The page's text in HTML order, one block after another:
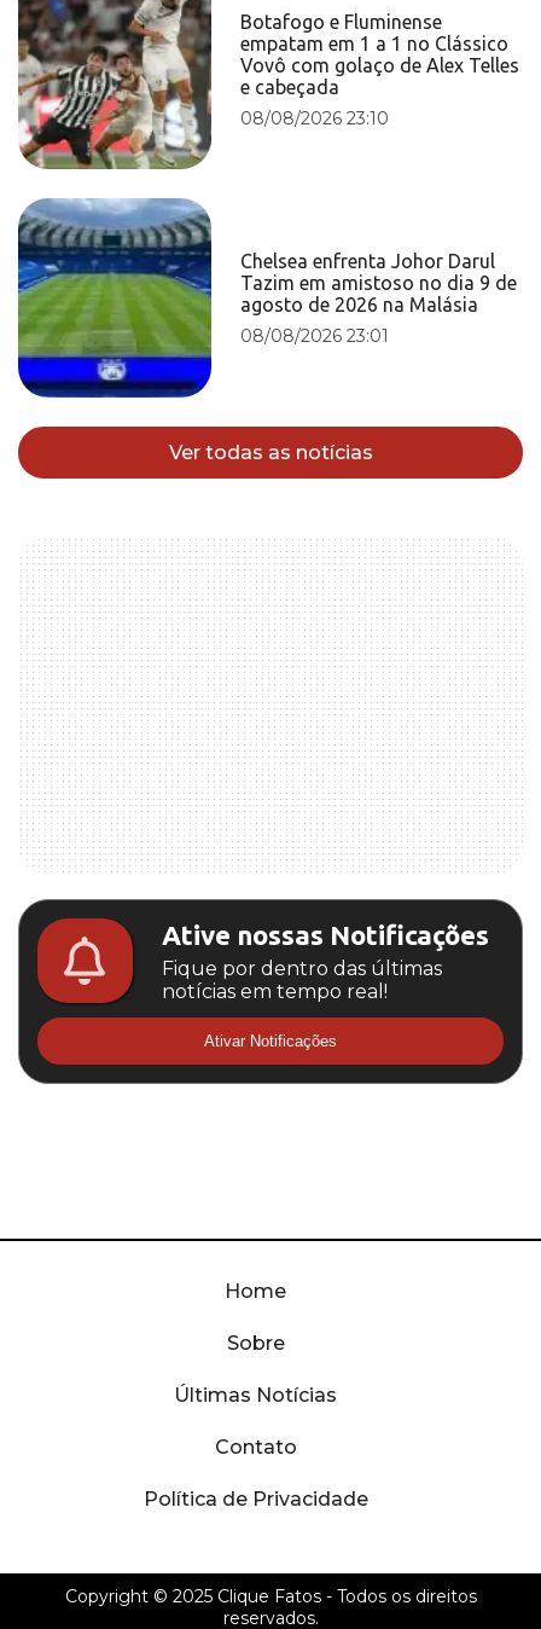
Botafogo e Fluminense
empatam em 1 a 1 no Clássico
Vovô com golaço de Alex Telles
e cabeçada
08/08/2026 23:10
Chelsea enfrenta Johor Darul
Tazim em amistoso no dia 9 de
agosto de 2026 na Malásia
08/08/2026 23:01
Ver todas as notícias
Ative nossas Notificações
Fique por dentro das últimas
notícias em tempo real!
Ativar Notificações
Home
Sobre
Últimas Notícias
Contato
Política de Privacidade
Copyright © 2025 Clique Fatos- Todos os direitos
reservados.